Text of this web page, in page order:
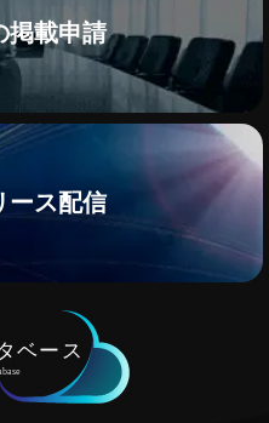
掲載申請
ース配信